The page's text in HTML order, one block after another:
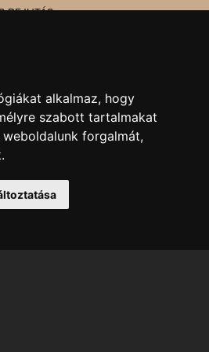
alkalmaz, hogy
szabott tartalmakat
forgalmát,
BEJUTÁS